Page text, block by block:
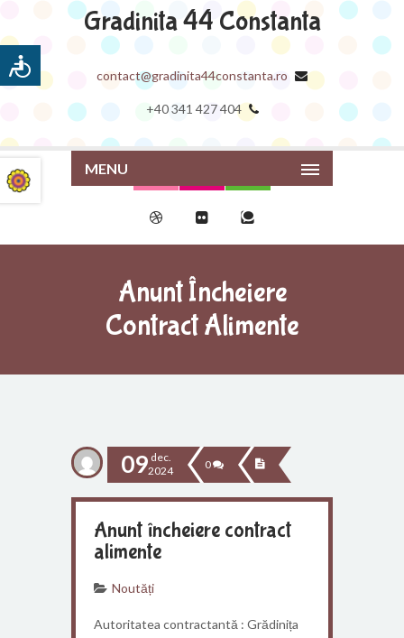
Gradinita 44 Constanta
contact@gradinita44constanta.ro
+40 341 427 404
MENU
Anunt Încheiere
Contract Alimente
09 dec.
2024
0
Anunt încheiere contract
alimente
Noutăți
Autoritatea contractantă : Grădinița